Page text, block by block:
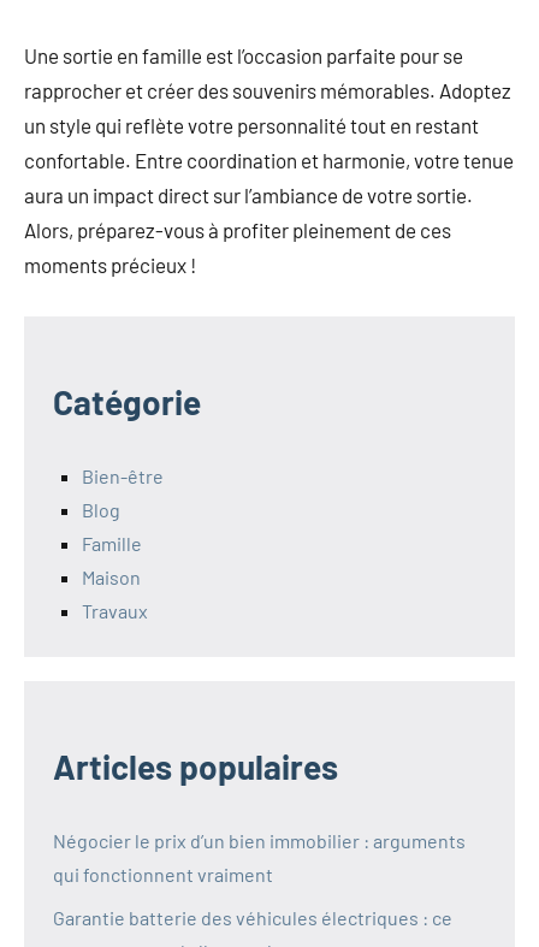
Une sortie en famille est l’occasion parfaite pour se
rapprocher et créer des souvenirs mémorables. Adoptez
un style qui reflète votre personnalité tout en restant
confortable. Entre coordination et harmonie, votre tenue
aura un impact direct sur l’ambiance de votre sortie.
Alors, préparez-vous à profiter pleinement de ces
moments précieux !
Catégorie
Bien-être
Blog
Famille
Maison
Travaux
Articles populaires
Négocier le prix d’un bien immobilier : arguments
qui fonctionnent vraiment
Garantie batterie des véhicules électriques : ce